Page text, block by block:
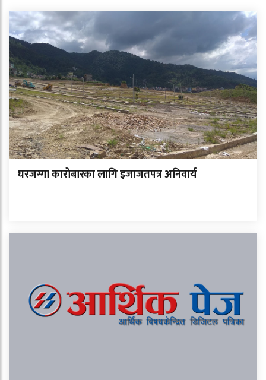
घरजग्गा कारोबारका लागि इजाजतपत्र अनिवार्य